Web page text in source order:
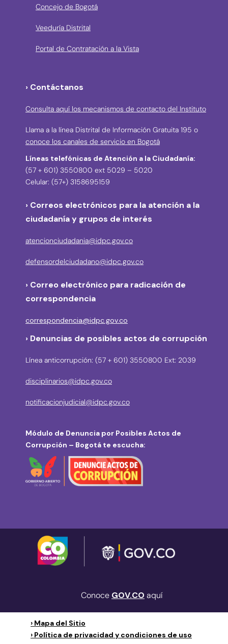
Concejo de Bogotá
Veeduría Distrital
Portal de Contratación a la Vista
› Contáctanos
Consulta aquí los mecanismos de contacto del Instituto
Llama a la línea Distrital de Información Gratuita 195 o
conoce los canales de servicio en Bogotá
Líneas telefónicas de Atención a la Ciudadanía:
(57 + 601) 3550800 ext 5029 – 5020
Celular: (57+) 3158695159
› Correos electrónicos para la atención a la
ciudadanía y grupos de interés
atencionciudadania@idpc.gov.co
defensordelciudadano@idpc.gov.co
› Correo electrónico para radicación de
correspondencia
correspondencia@idpc.gov.co
› Denuncias de posibles actos de corrupción
Línea anticorrupción: (57 + 601) 3550800 Ext: 2039
disciplinarios@idpc.gov.co
notificacionjudicial@idpc.gov.co
Módulo de Denuncia por Posibles Actos de
Corrupción – Bogotá te escucha:
Conoce GOV.CO aquí
› Mapa del Sitio
› Política de privacidad y condiciones de uso